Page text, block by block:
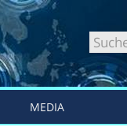
MEDIA